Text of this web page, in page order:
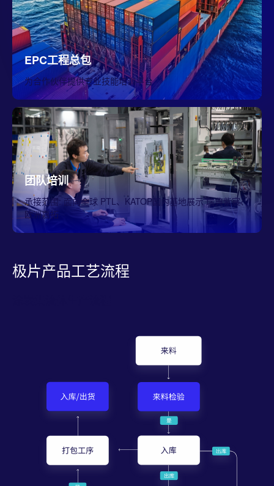
EPC工程总包
为合作伙伴提供专业技能培训平台
团队培训
承接范围: 面向全球 PTL、KATOP国内基地展示 瑞典紫宸、
欧洲嘉拓
极片产品工艺流程